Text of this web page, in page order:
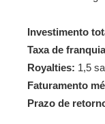
Investimento
Taxa de
Royalties: 1,5
Faturamento
Prazo de